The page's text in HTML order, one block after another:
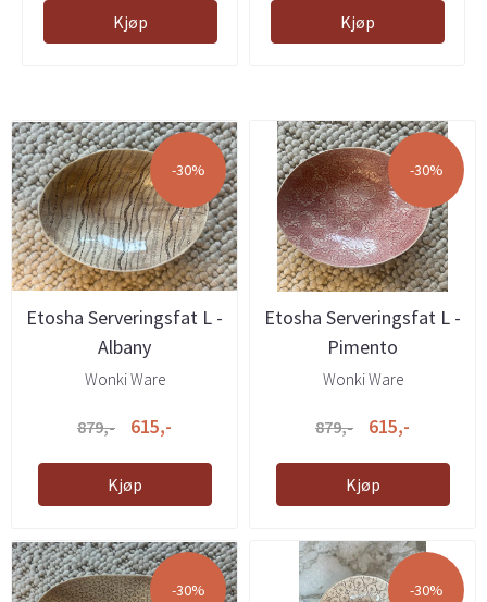
Kjøp Kjøp
-30%
Etosha Serveringsfat L -
Albany
Wonki Ware
879,- 615,-
Kjøp
-30%
Etosha Serveringsfat L -
Pimento
Wonki Ware
879,- 615,-
Kjøp
-30% -30%